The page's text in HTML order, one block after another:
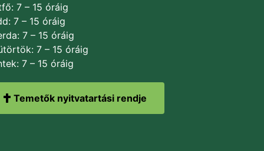
7 – 15 óráig
7 – 15 óráig
7 – 15 óráig
7 – 15 óráig
7 – 15 óráig
Temetők nyitvatartási rendje